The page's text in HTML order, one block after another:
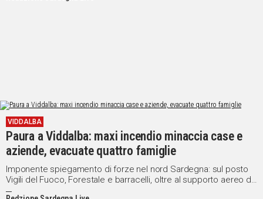
VIDDALBA
Paura a Viddalba: maxi incendio minaccia case e
aziende, evacuate quattro famiglie
Imponente spiegamento di forze nel nord Sardegna: sul posto
Vigili del Fuoco, Forestale e barracelli, oltre al supporto aereo di
un Canadair e del Drago 143